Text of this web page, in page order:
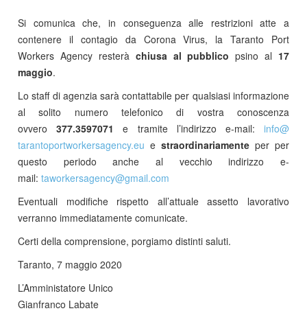
Si comunica che, in conseguenza alle restrizioni atte a
contenere il contagio da Corona Virus, la Taranto Port
Workers Agency resterà chiusa al pubblicopsino al 17
maggio.
Lo staff di agenzia sarà contattabile per qualsiasi informazione
al solito numero telefonico di vostra conoscenza
ovvero377.3597071 e tramite l’indirizzo e-mail: info​@​
tarantoportworkersagency.eu e straordinariamente per per
questo periodo anche al vecchio indirizzo e-
mail:taworkersagency​@​gmail.com
Eventuali modifiche rispetto all’attuale assetto lavorativo
verranno immediatamente comunicate.
Certi della comprensione, porgiamo distinti saluti.
Taranto, 7 maggio 2020
L’Amministatore Unico
Gianfranco Labate